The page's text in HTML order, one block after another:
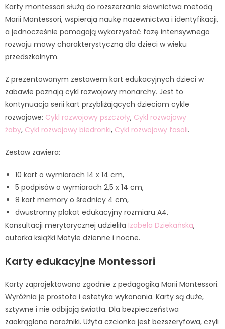
Karty montessori służą do rozszerzania słownictwa metodą
Marii Montessori, wspierają naukę nazewnictwa i identyfikacji,
a jednocześnie pomagają wykorzystać fazę intensywnego
rozwoju mowy charakterystyczną dla dzieci w wieku
przedszkolnym.
Z prezentowanym zestawem kart edukacyjnych dzieci w
zabawie poznają cykl rozwojowy monarchy. Jest to
kontynuacja serii kart przybliżających dzieciom cykle
rozwojowe: Cykl rozwojowy pszczoły, Cykl rozwojowy
żaby, Cykl rozwojowy biedronki, Cykl rozwojowy fasoli.
Zestaw zawiera:
10 kart o wymiarach 14 x 14 cm,
5 podpisów o wymiarach 2,5 x 14 cm,
8 kart memory o średnicy 4 cm,
dwustronny plakat edukacyjny rozmiaru A4.
Konsultacji merytorycznej udzieliła Izabela Dziekańska,
autorka książki Motyle dzienne i nocne.
Karty edukacyjne Montessori
Karty zaprojektowano zgodnie z pedagogiką Marii Montessori.
Wyróżnia je prostota i estetyka wykonania. Karty są duże,
sztywne i nie odbijają światła. Dla bezpieczeństwa
zaokrąglono narożniki. Użyta czcionka jest bezszeryfowa, czyli